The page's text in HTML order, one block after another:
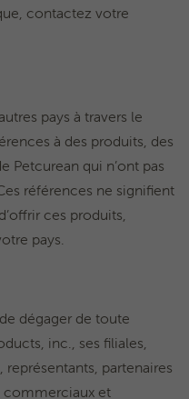
contactez votre
pays à travers le
à des produits, des
Petcurean qui n’ont pas
références ne signifient
ces produits,
pays.
dégager de toute
inc., ses filiales,
partenaires
commerciaux et